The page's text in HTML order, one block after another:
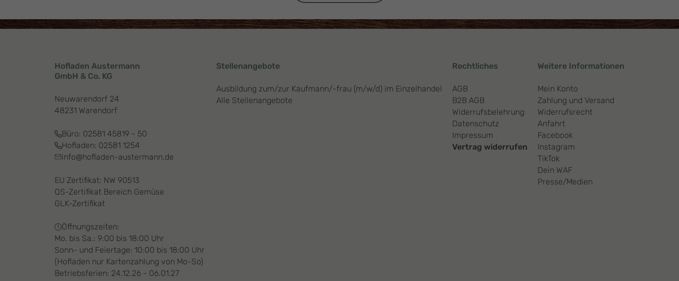
Hofladen Austermann
GmbH & Co. KG
Neuwarendorf 24
48231 Warendorf
Büro: 02581 45819 - 50
Hofladen: 02581 1254
info@hofladen-austermann.de
EU Zertifikat: NW 90513
QS-Zertifikat Bereich Gemüse
GLK-Zertifikat
Öffnungszeiten:
Mo. bis Sa.: 9:00 bis 18:00 Uhr
Sonn- und Feiertage: 10:00 bis 18:00 Uhr
(Hofladen nur Kartenzahlung von Mo-So)
Betriebsferien: 24.12.26 - 06.01.27
Stellenangebote
Ausbildung zum/zur Kaufmann/-frau (m/w/d) im Einzelhandel
Alle Stellenangebote
Rechtliches
AGB
B2B AGB
Widerrufsbelehrung
Datenschutz
Impressum
Vertrag widerrufen
Weitere Informationen
Mein Konto
Zahlung und Versand
Widerrufsrecht
Anfahrt
Facebook
Instagram
TikTok
Dein WAF
Presse/Medien